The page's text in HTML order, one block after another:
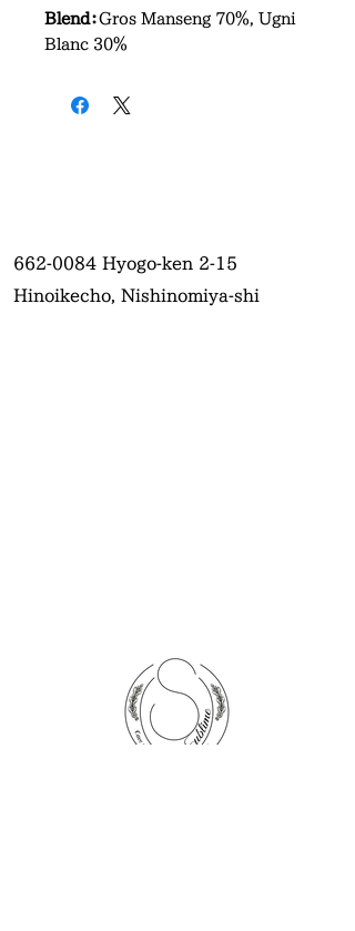
Blend：Gros Manseng 70％, Ugni
Blanc 30％
662-0084 Hyogo-ken 2-15
Hinoikecho, Nishinomiya-shi